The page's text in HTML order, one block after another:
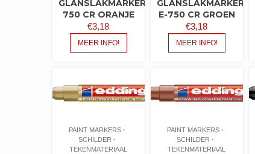
GLANSLAKMARKER
750 CR ORANJE
€3,18
MEER INFO!
GLANSLAKMARKER
E-750 CR GROEN
€3,18
MEER INFO!
PAINT MARKERS
SCHILDER
TEKENMATERIAAL
PAINT MARKERS
SCHILDER
TEKENMATERIAAL